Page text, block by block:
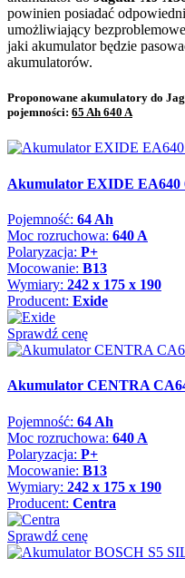
powinien posiadać
umożliwiający
jaki akumulator będzie
akumulatorów.
Proponowane akumulatory do
pojemności: 65 Ah 640 A
Akumulator EXIDE EA640
Pojemność: 64 Ah
Moc rozruchowa: 640 A
Polaryzacja: P+
Mocowanie: B13
Wymiary: 242 x 175 x 190
Producent: Exide
Sprawdź cenę
Akumulator CENTRA
Pojemność: 64 Ah
Moc rozruchowa: 640 A
Polaryzacja: P+
Mocowanie: B13
Wymiary: 242 x 175 x 190
Producent: Centra
Sprawdź cenę